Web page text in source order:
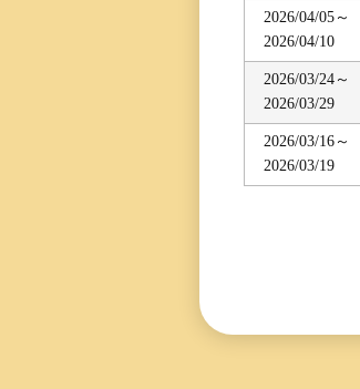
2026/04/05～
2026/04/10
2026/03/24～
2026/03/29
2026/03/16～
2026/03/19